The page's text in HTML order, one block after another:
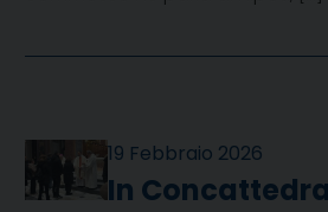
19 Febbraio 2026
In